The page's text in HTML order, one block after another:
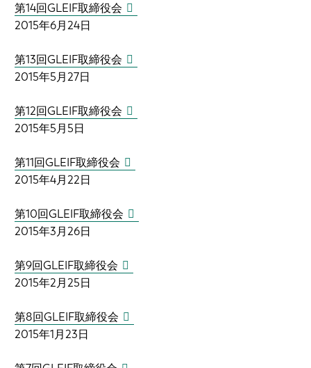
第14回GLEIF取締役会
2015年6月24日
第13回GLEIF取締役会
2015年5月27日
第12回GLEIF取締役会
2015年5月5日
第11回GLEIF取締役会
2015年4月22日
第10回GLEIF取締役会
2015年3月26日
第9回GLEIF取締役会
2015年2月25日
第8回GLEIF取締役会
2015年1月23日